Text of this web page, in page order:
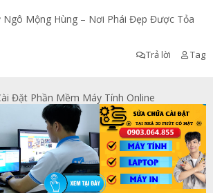
Ngô Mộng Hùng – Nơi Phái Đẹp Được Tỏa
Trả lời Tag
Đặt Phần Mềm Máy Tính Online